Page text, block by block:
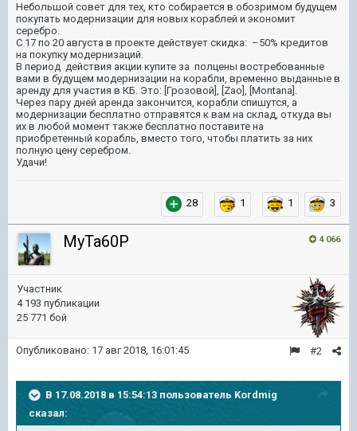
Небольшой совет для тех, кто собирается в обозримом будущем
покупать модернизации для новых кораблей и экономит
серебро.
С 17 по 20 августа в проекте действует скидка: –50% кредитов
на покупку модернизаций.
В период действия акции купите за полцены востребованные
вами в будущем модернизации на корабли, временно выданные в
аренду для участия в КБ. Это: [Грозовой], [ Zao ], [ Montana ].
Через пару дней аренда закончится, корабли спишутся, а
модернизации бесплатно отправятся к вам на склад, откуда вы
их в любой момент также бесплатно поставите на
приобретенный корабль, вместо того, чтобы платить за них
полную цену серебром.
Удачи!
28 1 1 3
4 066
MyTa60P
Участник
4 193 публикации
25 771 бой
#2
Опубликовано: 17 авг 2018, 16:01:45
В 17.08.2018 в 15:54:13 пользователь Kordmig
сказал: